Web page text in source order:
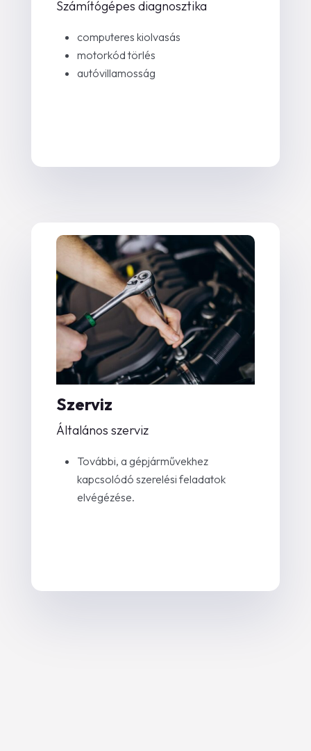
Számítógépes diagnosztika
computeres kiolvasás
motorkód törlés
autóvillamosság
Szerviz
Általános szerviz
További, a gépjárművekhez
kapcsolódó szerelési feladatok
elvégézése.